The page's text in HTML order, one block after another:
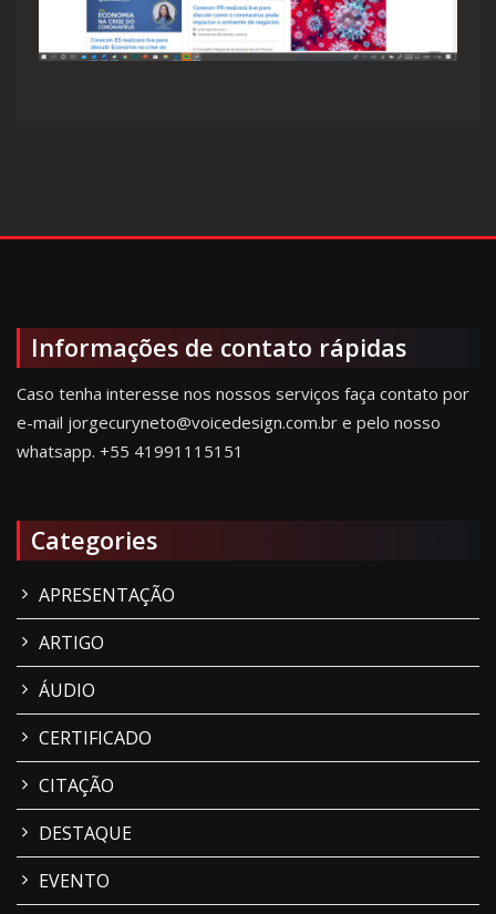
Informações de contato rápidas
Caso tenha interesse nos nossos serviços faça contato por
e-mail jorgecuryneto@voicedesign.com.br e pelo nosso
whatsapp. +55 41991115151
Categories
APRESENTAÇÃO
ARTIGO
ÁUDIO
CERTIFICADO
CITAÇÃO
DESTAQUE
EVENTO